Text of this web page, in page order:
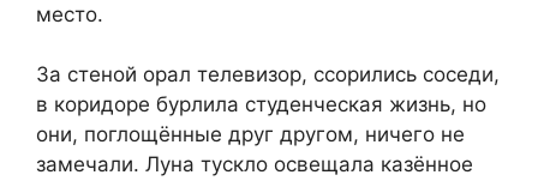
место.
За стеной орал телевизор, ссорились соседи,
в коридоре бурлила студенческая жизнь, но
они, поглощённые друг другом, ничего не
замечали. Луна тускло освещала казённое